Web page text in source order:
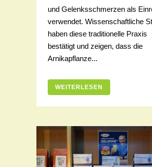
und Gelenksschmerzen als
verwendet. Wissenschaftliche
haben diese traditionelle Praxis
bestätigt und zeigen, dass die
Arnikapflanze...
WEITERLESEN